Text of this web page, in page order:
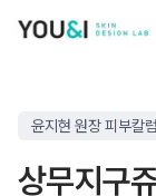
윤지현 원장 피부칼럼
상무지구